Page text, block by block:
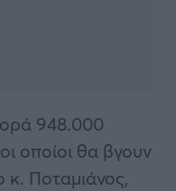
948.000
οποίοι θα βγουν
κ. Ποταμιάνος,